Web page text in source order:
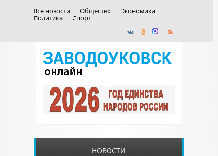
Все новости Общество
Экономика
Политика
Спорт
НОВОСТИ